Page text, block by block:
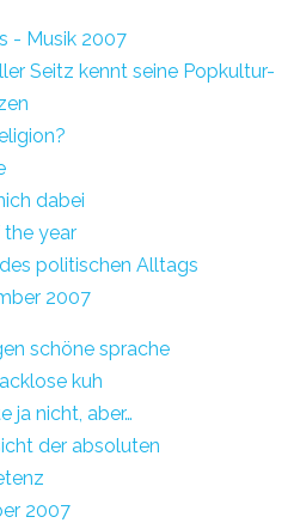
- Musik 2007
Seitz kennt seine Popkultur-
dabei
year
politischen Alltags
2007
schöne sprache
kuh
ja nicht, aber…
der absoluten
2007